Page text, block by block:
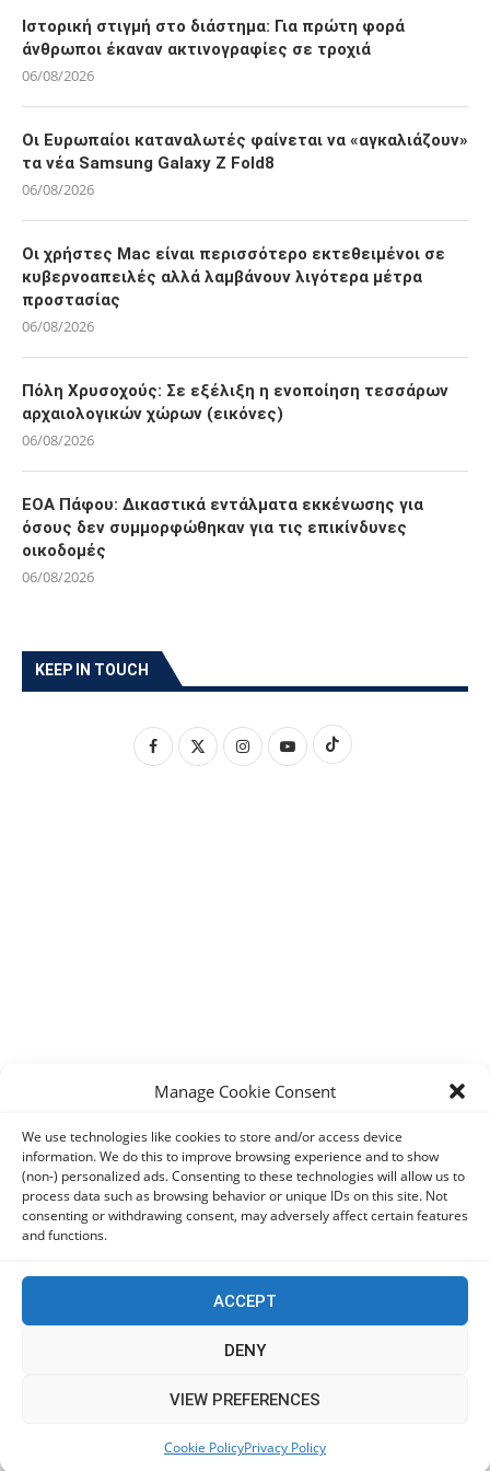
Manage Cookie Consent
We use technologies like cookies to store and/or access device
information. We do this to improve browsing experience and to show
(non-) personalized ads. Consenting to these technologies will allow us to
process data such as browsing behavior or unique IDs on this site. Not
consenting or withdrawing consent, may adversely affect certain features
and functions.
ACCEPT
DENY
VIEW PREFERENCES
Cookie PolicyPrivacy Policy
Ιστορική στιγμή στο διάστημα: Για πρώτη φορά
άνθρωποι έκαναν ακτινογραφίες σε τροχιά
06/08/2026
Οι Ευρωπαίοι καταναλωτές φαίνεται να «αγκαλιάζουν»
τα νέα Samsung Galaxy Z Fold8
06/08/2026
Οι χρήστες Mac είναι περισσότερο εκτεθειμένοι σε
κυβερνοαπειλές αλλά λαμβάνουν λιγότερα μέτρα
προστασίας
06/08/2026
Πόλη Χρυσοχούς: Σε εξέλιξη η ενοποίηση τεσσάρων
αρχαιολογικών χώρων (εικόνες)
06/08/2026
ΕΟΑ Πάφου: Δικαστικά εντάλματα εκκένωσης για
όσους δεν συμμορφώθηκαν για τις επικίνδυνες
οικοδομές
06/08/2026
KEEP IN TOUCH
This website uses cookies to improve your experience. We'll
Accept
Read More